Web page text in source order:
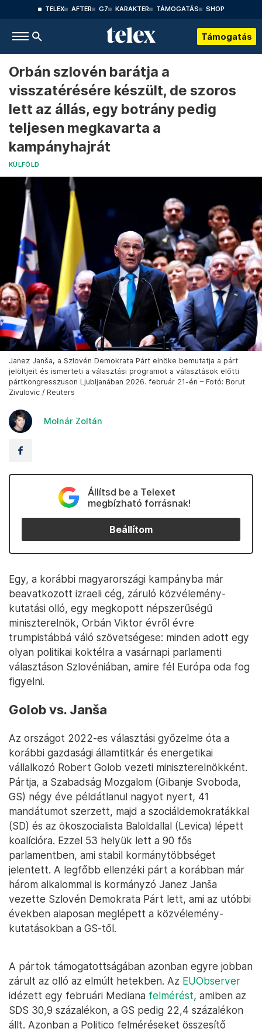
TELEX AFTER G7 KARAKTER TÁMOGATÁS SHOP
Támogatás
Orbán szlovén barátja a
visszatérésére készült, de szoros
lett az állás, egy botrány pedig
teljesen megkavarta a
kampányhajrát
KÜLFÖLD
Janez Janša, a Szlovén Demokrata Párt elnöke bemutatja a párt
jelöltjeit és ismerteti a választási programot a választások előtti
pártkongresszuson Ljubljanában 2026. február 21-én – Fotó: Borut
Zivulovic / Reuters
Molnár Zoltán
Állítsd be a Telexet
megbízható forrásnak!
Beállítom
Egy, a korábbi magyarországi kampányba már
beavatkozott izraeli cég, záruló közvélemény-
kutatási olló, egy megkopott népszerűségű
miniszterelnök, Orbán Viktor évről évre
trumpistábbá váló szövetségese: minden adott egy
olyan politikai koktélra a vasárnapi parlamenti
választáson Szlovéniában, amire fél Európa oda fog
figyelni.
Golob vs. Janša
Az országot 2022-es választási győzelme óta a
korábbi gazdasági államtitkár és energetikai
vállalkozó Robert Golob vezeti miniszterelnökként.
Pártja, a Szabadság Mozgalom (Gibanje Svoboda,
GS) négy éve példátlanul nagyot nyert, 41
mandátumot szerzett, majd a szociáldemokratákkal
(SD) és az ökoszocialista Baloldallal (Levica) lépett
koalícióra. Ezzel 53 helyük lett a 90 fős
parlamentben, ami stabil kormánytöbbséget
jelentett. A legfőbb ellenzéki párt a korábban már
három alkalommal is kormányzó Janez Janša
vezette Szlovén Demokrata Párt lett, ami az utóbbi
években alaposan meglépett a közvélemény-
kutatásokban a GS-től.
A pártok támogatottságában azonban egyre jobban
zárult az olló az elmúlt hetekben. Az EUObserver
idézett egy februári Mediana felmérést, amiben az
SDS 30,9 százalékon, a GS pedig 22,4 százalékon
állt. Azonban a Politico felméréseket összesítő